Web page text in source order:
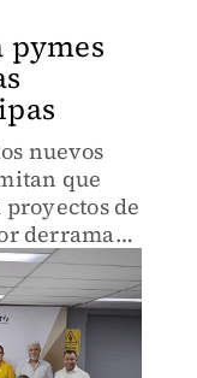
pymes
nuevos
que
proyectos de
derrama